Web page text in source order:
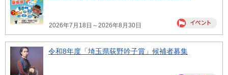
2026年7月18日～2026年8月30日
令和8年度「埼玉県荻野吟子賞」候補者募集